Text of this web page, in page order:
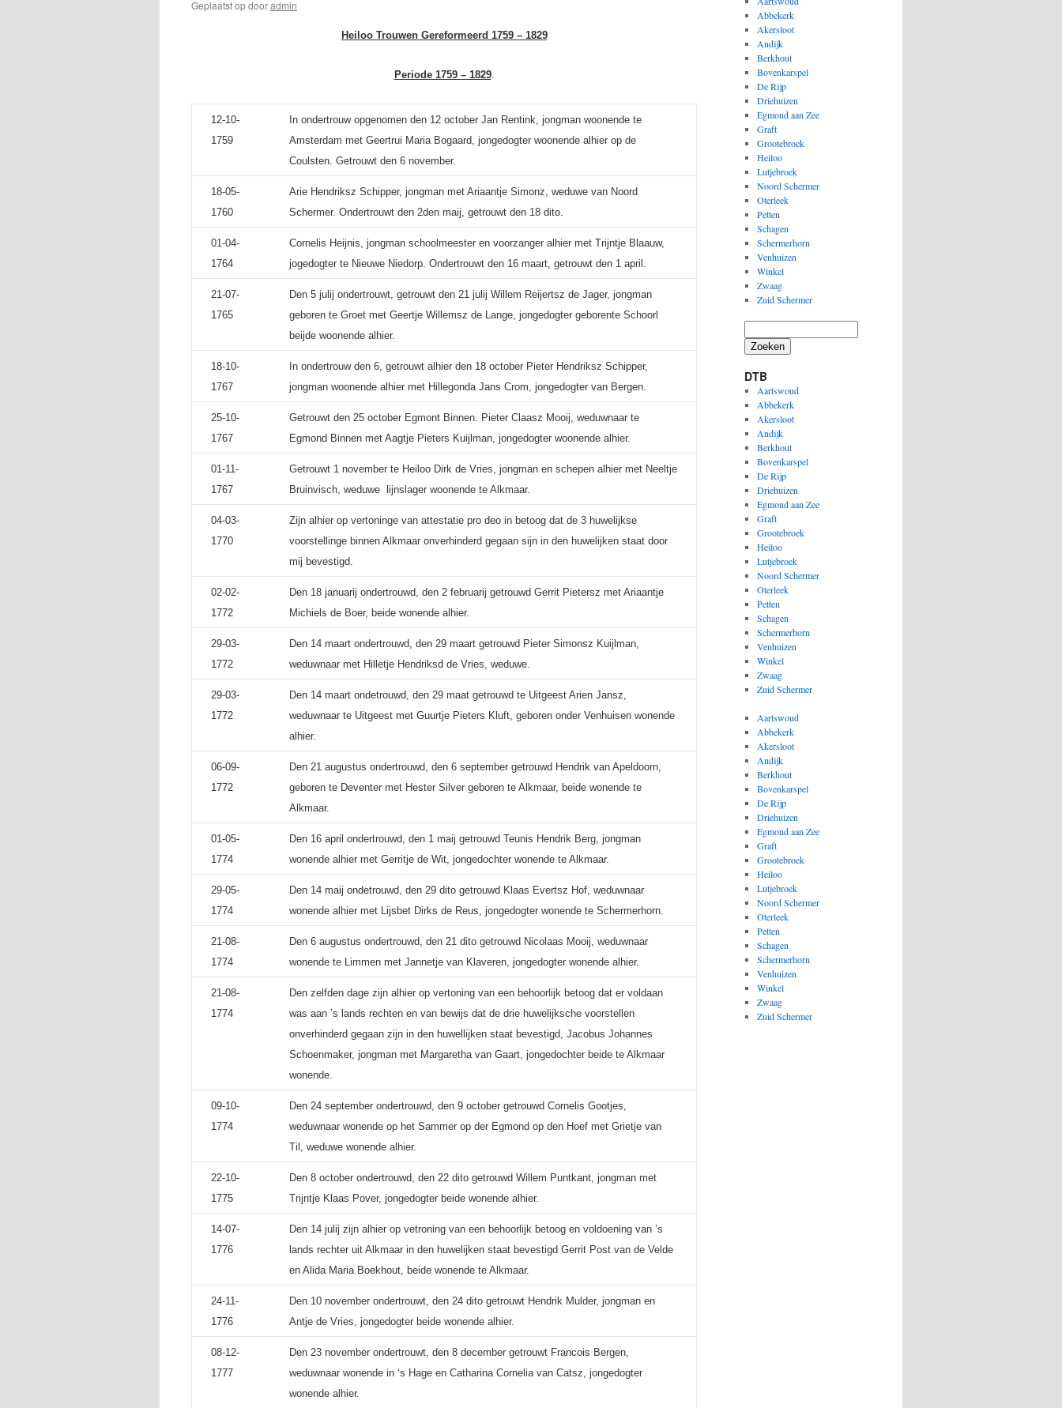
Geplaatst opdooradmin
Heiloo Trouwen Gereformeerd 1759 – 1829
Periode 1759 – 1829.
12-10-
1759
In ondertrouw opgenomen den 12 october Jan Rentink, jongman woonende te
Amsterdam met Geertrui Maria Bogaard, jongedogter woonende alhier op de
Coulsten. Getrouwt den 6 november.
18-05-
1760
Arie Hendriksz Schipper, jongman met Ariaantje Simonz, weduwe van Noord
Schermer. Ondertrouwt den 2den maij, getrouwt den 18 dito.
01-04-
1764
Cornelis Heijnis, jongman schoolmeester en voorzanger alhier met Trijntje Blaauw,
jogedogter te Nieuwe Niedorp. Ondertrouwt den 16 maart, getrouwt den 1 april.
21-07-
1765
Den 5 julij ondertrouwt, getrouwt den 21 julij Willem Reijertsz de Jager, jongman
geboren te Groet met Geertje Willemsz de Lange, jongedogter geborente Schoorl
beijde woonende alhier.
18-10-
1767
In ondertrouw den 6, getrouwt alhier den 18 october Pieter Hendriksz Schipper,
jongman woonende alhier met Hillegonda Jans Crom, jongedogter van Bergen.
25-10-
1767
Getrouwt den 25 october Egmont Binnen. Pieter Claasz Mooij, weduwnaar te
Egmond Binnen met Aagtje Pieters Kuijlman, jongedogter woonende alhier.
01-11-
1767
Getrouwt 1 november te Heiloo Dirk de Vries, jongman en schepen alhier met Neeltje
Bruinvisch, weduwe lijnslager woonende te Alkmaar.
04-03-
1770
Zijn alhier op vertoninge van attestatie pro deo in betoog dat de 3 huwelijkse
voorstellinge binnen Alkmaar onverhinderd gegaan sijn in den huwelijken staat door
mij bevestigd.
02-02-
1772
Den 18 januarij ondertrouwd, den 2 februarij getrouwd Gerrit Pietersz met Ariaantje
Michiels de Boer, beide wonende alhier.
29-03-
1772
Den 14 maart ondertrouwd, den 29 maart getrouwd Pieter Simonsz Kuijlman,
weduwnaar met Hilletje Hendriksd de Vries, weduwe.
29-03-
1772
Den 14 maart ondetrouwd, den 29 maat getrouwd te Uitgeest Arien Jansz,
weduwnaar te Uitgeest met Guurtje Pieters Kluft, geboren onder Venhuisen wonende
alhier.
06-09-
1772
Den 21 augustus ondertrouwd, den 6 september getrouwd Hendrik van Apeldoorn,
geboren te Deventer met Hester Silver geboren te Alkmaar, beide wonende te
Alkmaar.
01-05-
1774
Den 16 april ondertrouwd, den 1 maij getrouwd Teunis Hendrik Berg, jongman
wonende alhier met Gerritje de Wit, jongedochter wonende te Alkmaar.
29-05-
1774
Den 14 maij ondetrouwd, den 29 dito getrouwd Klaas Evertsz Hof, weduwnaar
wonende alhier met Lijsbet Dirks de Reus, jongedogter wonende te Schermerhorn.
21-08-
1774
Den 6 augustus ondertrouwd, den 21 dito getrouwd Nicolaas Mooij, weduwnaar
wonende te Limmen met Jannetje van Klaveren, jongedogter wonende alhier.
21-08-
1774
Den zelfden dage zijn alhier op vertoning van een behoorlijk betoog dat er voldaan
was aan ’s lands rechten en van bewijs dat de drie huwelijksche voorstellen
onverhinderd gegaan zijn in den huwellijken staat bevestigd, Jacobus Johannes
Schoenmaker, jongman met Margaretha van Gaart, jongedochter beide te Alkmaar
wonende.
09-10-
1774
Den 24 september ondertrouwd, den 9 october getrouwd Cornelis Gootjes,
weduwnaar wonende op het Sammer op der Egmond op den Hoef met Grietje van
Til, weduwe wonende alhier.
22-10-
1775
Den 8 october ondertrouwd, den 22 dito getrouwd Willem Puntkant, jongman met
Trijntje Klaas Pover, jongedogter beide wonende alhier.
14-07-
1776
Den 14 julij zijn alhier op vetroning van een behoorlijk betoog en voldoening van ’s
lands rechter uit Alkmaar in den huwelijken staat bevestigd Gerrit Post van de Velde
en Alida Maria Boekhout, beide wonende te Alkmaar.
24-11-
1776
Den 10 november ondertrouwt, den 24 dito getrouwt Hendrik Mulder, jongman en
Antje de Vries, jongedogter beide wonende alhier.
08-12-
1777
Den 23 november ondertrouwt, den 8 december getrouwt Francois Bergen,
weduwnaar wonende in ‘s Hage en Catharina Cornelia van Catsz, jongedogter
wonende alhier.
Abbekerk
Akersloot
Andijk
Berkhout
Bovenkarspel
De Rijp
Driehuizen
Egmond aan Zee
Graft
Grootebroek
Heiloo
Lutjebroek
Noord Schermer
Oterleek
Petten
Schagen
Schermerhorn
Venhuizen
Winkel
Zwaag
Zuid Schermer
Zoeken
DTB
Aartswoud
Abbekerk
Akersloot
Andijk
Berkhout
Bovenkarspel
De Rijp
Driehuizen
Egmond aan Zee
Graft
Grootebroek
Heiloo
Lutjebroek
Noord Schermer
Oterleek
Petten
Schagen
Schermerhorn
Venhuizen
Winkel
Zwaag
Zuid Schermer
Aartswoud
Abbekerk
Akersloot
Andijk
Berkhout
Bovenkarspel
De Rijp
Driehuizen
Egmond aan Zee
Graft
Grootebroek
Heiloo
Lutjebroek
Noord Schermer
Oterleek
Petten
Schagen
Schermerhorn
Venhuizen
Winkel
Zwaag
Zuid Schermer